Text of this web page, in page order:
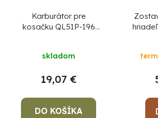
Karburátor pre
kosačku QL51P-196
skladom
19,07 €
DO KOŠÍKA